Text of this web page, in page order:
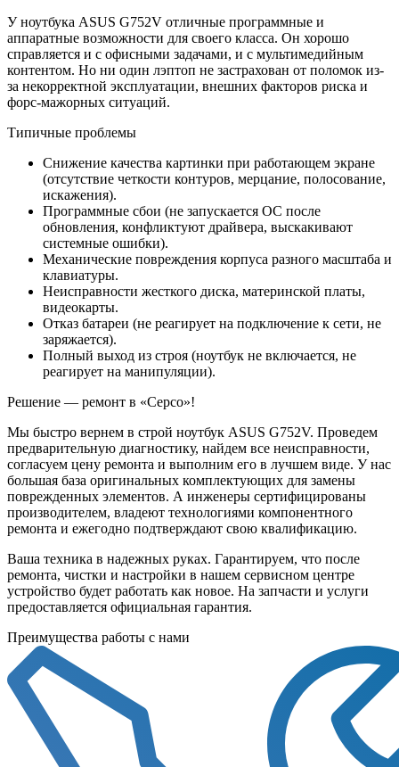
У ноутбука ASUS G752V отличные программные и
аппаратные возможности для своего класса. Он хорошо
справляется и с офисными задачами, и с мультимедийным
контентом. Но ни один лэптоп не застрахован от поломок из-
за некорректной эксплуатации, внешних факторов риска и
форс-мажорных ситуаций.
Типичные проблемы
Снижение качества картинки при работающем экране
(отсутствие четкости контуров, мерцание, полосование,
искажения).
Программные сбои (не запускается ОС после
обновления, конфликтуют драйвера, выскакивают
системные ошибки).
Механические повреждения корпуса разного масштаба и
клавиатуры.
Неисправности жесткого диска, материнской платы,
видеокарты.
Отказ батареи (не реагирует на подключение к сети, не
заряжается).
Полный выход из строя (ноутбук не включается, не
реагирует на манипуляции).
Решение — ремонт в «Серсо»!
Мы быстро вернем в строй ноутбук ASUS G752V. Проведем
предварительную диагностику, найдем все неисправности,
согласуем цену ремонта и выполним его в лучшем виде. У нас
большая база оригинальных комплектующих для замены
поврежденных элементов. А инженеры сертифицированы
производителем, владеют технологиями компонентного
ремонта и ежегодно подтверждают свою квалификацию.
Ваша техника в надежных руках. Гарантируем, что после
ремонта, чистки и настройки в нашем сервисном центре
устройство будет работать как новое. На запчасти и услуги
предоставляется официальная гарантия.
Преимущества работы с нами